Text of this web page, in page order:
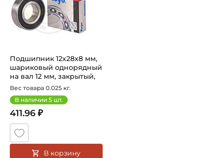
Подшипник 12х28х8 мм,
шариковый однорядный
на вал 12 мм, закрытый,
повы...
Вес товара 0.025 кг.
В наличии 5 шт.
411.96 ₽
В корзину